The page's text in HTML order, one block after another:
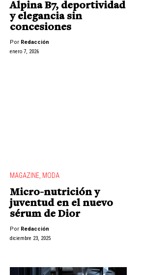
Alpina B7, deportividad
y elegancia sin
concesiones
Por Redacción
enero 7, 2026
MAGAZINE, MODA
Micro-nutrición y
juventud en el nuevo
sérum de Dior
Por Redacción
diciembre 23, 2025